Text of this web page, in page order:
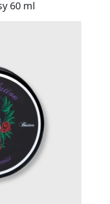
60 ml